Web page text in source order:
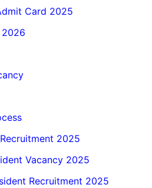
Card 2025
2026
2025
Vacancy 2025
Recruitment 2025